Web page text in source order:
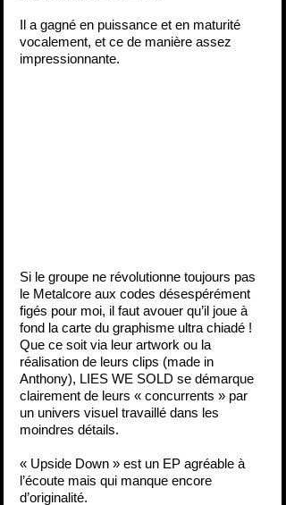
Il a gagné en puissance et en maturité
vocalement, et ce de manière assez
impressionnante.
Si le groupe ne révolutionne toujours pas
le Metalcore aux codes désespérément
figés pour moi, il faut avouer qu’il joue à
fond la carte du graphisme ultra chiadé !
Que ce soit via leur artwork ou la
réalisation de leurs clips (made in
Anthony), LIES WE SOLD se démarque
clairement de leurs « concurrents » par
un univers visuel travaillé dans les
moindres détails.
« Upside Down » est un EP agréable à
l’écoute mais qui manque encore
d’originalité.